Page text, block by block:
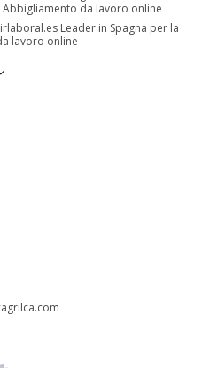
da lavoro online
Leader in Spagna per la
lavoro online